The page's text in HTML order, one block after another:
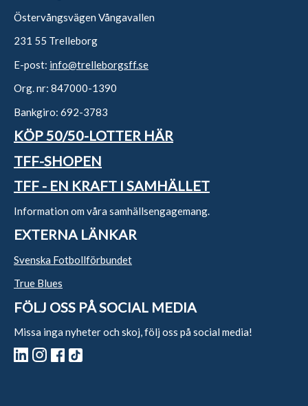
Östervångsvägen Vångavallen
231 55 Trelleborg
E-post: info@trelleborgsff.se
Org. nr: 847000-1390
Bankgiro: 692-3783
KÖP 50/50-LOTTER HÄR
TFF-SHOPEN
TFF - EN KRAFT I SAMHÄLLET
Information om våra samhällsengagemang.
EXTERNA LÄNKAR
Svenska Fotbollförbundet
True Blues
FÖLJ OSS PÅ SOCIAL MEDIA
Missa inga nyheter och skoj, följ oss på social media!